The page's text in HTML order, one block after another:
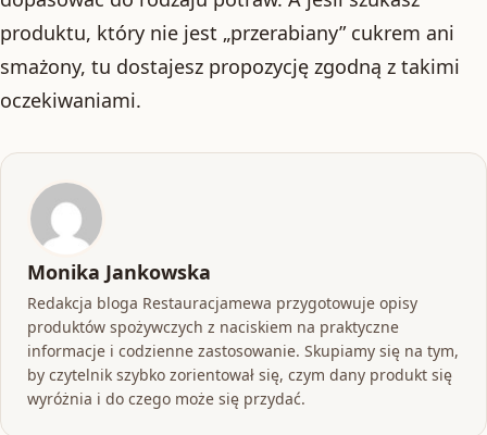
produktu, który nie jest „przerabiany” cukrem ani
smażony, tu dostajesz propozycję zgodną z takimi
oczekiwaniami.
Monika Jankowska
Redakcja bloga Restauracjamewa przygotowuje opisy
produktów spożywczych z naciskiem na praktyczne
informacje i codzienne zastosowanie. Skupiamy się na tym,
by czytelnik szybko zorientował się, czym dany produkt się
wyróżnia i do czego może się przydać.